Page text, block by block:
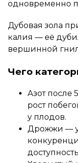
одновременно
Дубовая зола
калия — её
вершинной
Чего
Азот после
рост
у плодов.
Дрожжи —